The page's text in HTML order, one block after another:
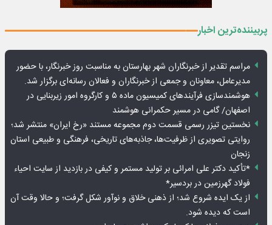
پربیننده‌ترین اخبار
مراسم تقدیر از خبرنگاران شهر بهارستان به مناسبت روز خبرنگار، با حضور
مدیرعامل، معاونان و جمعی از خبرنگاران و فعالان رسانه‌ای برگزار شد.
هوشمندسازی فرآیندهای کمیسیون ماده ۵ و کارگروه امور زیربنایی در
اصفهان/ گامی در مسیر حکمرانی هوشمند
نخستین تیزر رسمی قسمت دوم مجموعه مستند «رخ ایران» منتشر شد؛
روایتی تصویری از ظرفیت‌ها، جاذبه‌های تاریخی، فرهنگی و طبیعی استان
زنجان
*تأکید دکتر علی امرائی بر تولید مستمر و کیفی در بازدید از سایت احیاء
فولاد گهرزمین در بردسیر*
از یک ایده شروع شد؛ از ذهنی خلاق و نوآور شکل گرفت؛ و حالا وقت آن
است که دیده شود.